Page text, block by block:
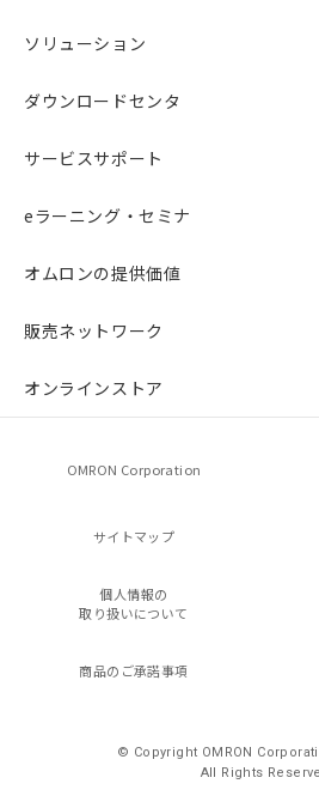
ソリューション
ダウンロードセンタ
サービスサポート
eラーニング・セミナ
オムロンの提供価値
販売ネットワーク
オンラインストア
OMRON Corporation
サイトマップ
個人情報の
取り扱いについて
商品のご承諾事項
© Copyright OMRON
All Rights